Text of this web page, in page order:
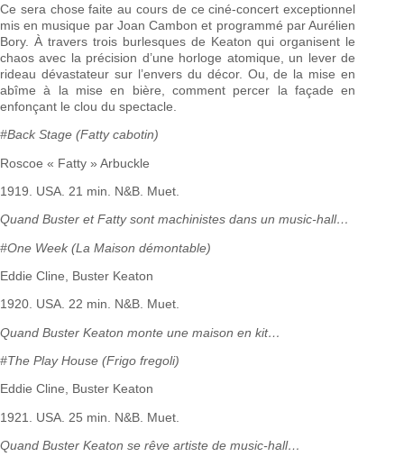
Ce sera chose faite au cours de ce ciné-concert exceptionnel
mis en musique par Joan Cambon et programmé par Aurélien
Bory. À travers trois burlesques de Keaton qui organisent le
chaos avec la précision d’une horloge atomique, un lever de
rideau dévastateur sur l’envers du décor. Ou, de la mise en
abîme à la mise en bière, comment percer la façade en
enfonçant le clou du spectacle.
#Back Stage (Fatty cabotin)
Roscoe « Fatty » Arbuckle
1919. USA. 21 min. N&B. Muet.
Quand Buster et Fatty sont machinistes dans un music-hall…
#One Week (La Maison démontable)
Eddie Cline, Buster Keaton
1920. USA. 22 min. N&B. Muet.
Quand Buster Keaton monte une maison en kit…
#The Play House (Frigo fregoli)
Eddie Cline, Buster Keaton
1921. USA. 25 min. N&B. Muet.
Quand Buster Keaton se rêve artiste de music-hall…